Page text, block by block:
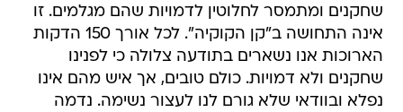
שחקנים ומתמסר לחלוטין לדמויות שהם מגלמים. זו
אינה התחושה ב"קן הקוקיה". לכל אורך 150 הדקות
הארוכות אנו נשארים בתודעה צלולה כי לפנינו
שחקנים ולא דמויות. כולם טובים, אך איש מהם אינו
נפלא ובוודאי שלא גורם לנו לעצור נשימה. נדמה